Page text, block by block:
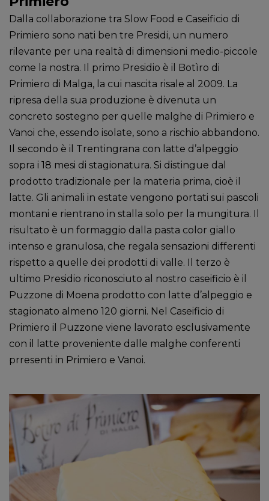
Dalla collaborazione tra Slow Food e Caseificio di
Primiero sono nati ben tre Presidi, un numero
rilevante per una realtà di dimensioni medio-piccole
come la nostra. Il primo Presidio è il Botìro di
Primiero di Malga, la cui nascita risale al 2009. La
ripresa della sua produzione è divenuta un
concreto sostegno per quelle malghe di Primiero e
Vanoi che, essendo isolate, sono a rischio abbandono.
Il secondo è il Trentingrana con latte d’alpeggio
sopra i 18 mesi di stagionatura. Si distingue dal
prodotto tradizionale per la materia prima, cioè il
latte. Gli animali in estate vengono portati sui pascoli
montani e rientrano in stalla solo per la mungitura. Il
risultato è un formaggio dalla pasta color giallo
intenso e granulosa, che regala sensazioni differenti
rispetto a quelle dei prodotti di valle. Il terzo è
ultimo Presidio riconosciuto al nostro caseificio è il
Puzzone di Moena prodotto con latte d’alpeggio e
stagionato almeno 120 giorni. Nel Caseificio di
Primiero il Puzzone viene lavorato esclusivamente
con il latte proveniente dalle malghe conferenti
prresenti in Primiero e Vanoi.